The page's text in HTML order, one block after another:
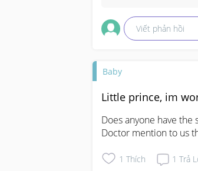
Viết phản hồi
Baby
Little prince, im
Does anyone have
Doctor mention to us
1 Thích 1 Trả